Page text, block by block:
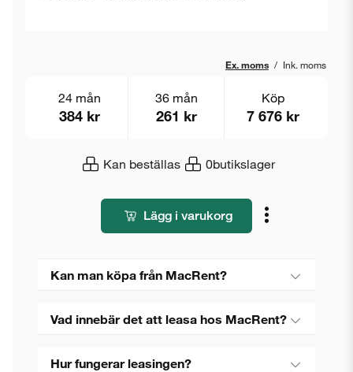
Ex. moms / Ink. moms
Kan beställas 0butikslager
24 mån
384 kr
36 mån
261 kr
Köp
7 676 kr
Lägg i varukorg
Kan man köpa från MacRent?
Vad innebär det att leasa hos MacRent?
Hur fungerar leasingen?